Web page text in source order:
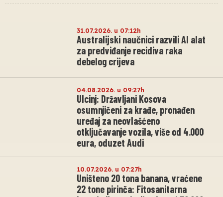
31.07.2026. u 07:12h
Australijski naučnici razvili AI alat
za predviđanje recidiva raka
debelog crijeva
04.08.2026. u 09:27h
Ulcinj: Državljani Kosova
osumnjičeni za krađe, pronađen
uređaj za neovlašćeno
otključavanje vozila, više od 4.000
eura, oduzet Audi
10.07.2026. u 07:27h
Uništeno 20 tona banana, vraćene
22 tone pirinča: Fitosanitarna